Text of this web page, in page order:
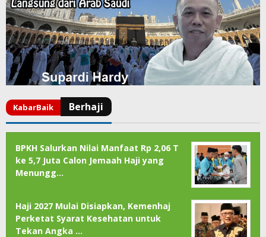
BPKH Salurkan Nilai Manfaat Rp 2,06 T
ke 5,7 Juta Calon Jemaah Haji yang
Menungg…
Haji 2027 Mulai Disiapkan, Kemenhaj
Perketat Syarat Kesehatan untuk
Tekan Angka …